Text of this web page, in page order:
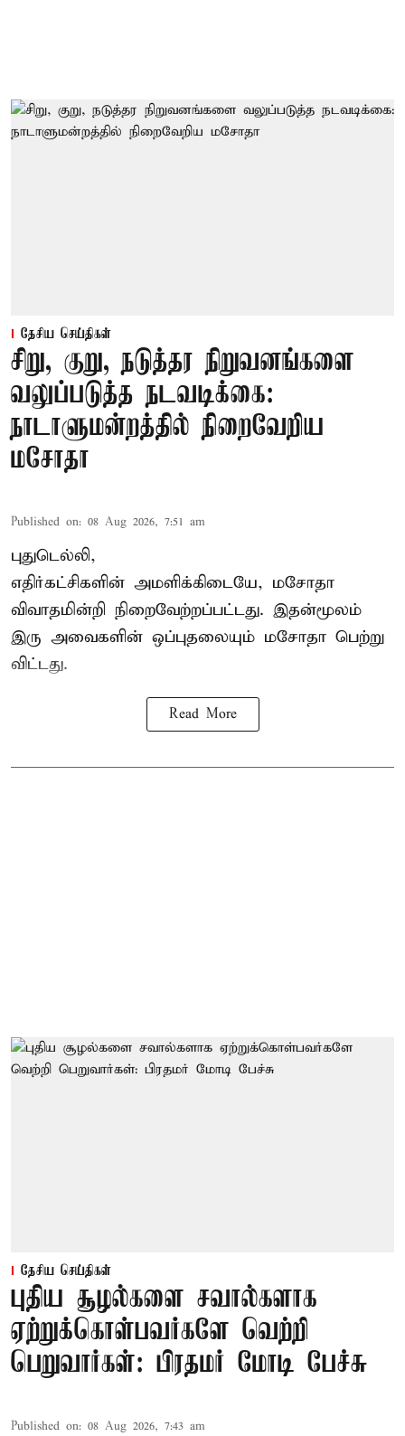
தேசிய செய்திகள்
சிறு, குறு, நடுத்தர நிறுவனங்களை
வலுப்படுத்த நடவடிக்கை:
நாடாளுமன்றத்தில் நிறைவேறிய
மசோதா
Published on: 08 Aug 2026, 7:51 am
புதுடெல்லி,
எதிர்கட்சிகளின் அமளிக்கிடையே, மசோதா
விவாதமின்றி நிறைவேற்றப்பட்டது. இதன்மூலம்
இரு அவைகளின் ஒப்புதலையும் மசோதா பெற்று
விட்டது.
Read More
தேசிய செய்திகள்
புதிய சூழல்களை சவால்களாக
ஏற்றுக்கொள்பவர்களே வெற்றி
பெறுவார்கள்: பிரதமர் மோடி பேச்சு
Published on: 08 Aug 2026, 7:43 am